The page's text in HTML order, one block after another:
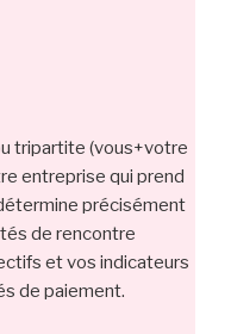
tripartite (vous+votre
entreprise qui prend
précisément
de rencontre
et vos indicateurs
de paiement.